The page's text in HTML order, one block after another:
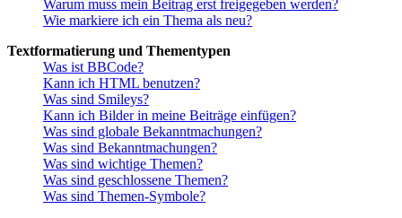
Warum muss mein Beitrag erst freigegeben werden?
Wie markiere ich ein Thema als neu?
Textformatierung und Thementypen
Was ist BBCode?
Kann ich HTML benutzen?
Was sind Smileys?
Kann ich Bilder in meine Beiträge einfügen?
Was sind globale Bekanntmachungen?
Was sind Bekanntmachungen?
Was sind wichtige Themen?
Was sind geschlossene Themen?
Was sind Themen-Symbole?